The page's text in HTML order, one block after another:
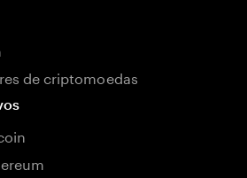
de criptomoedas